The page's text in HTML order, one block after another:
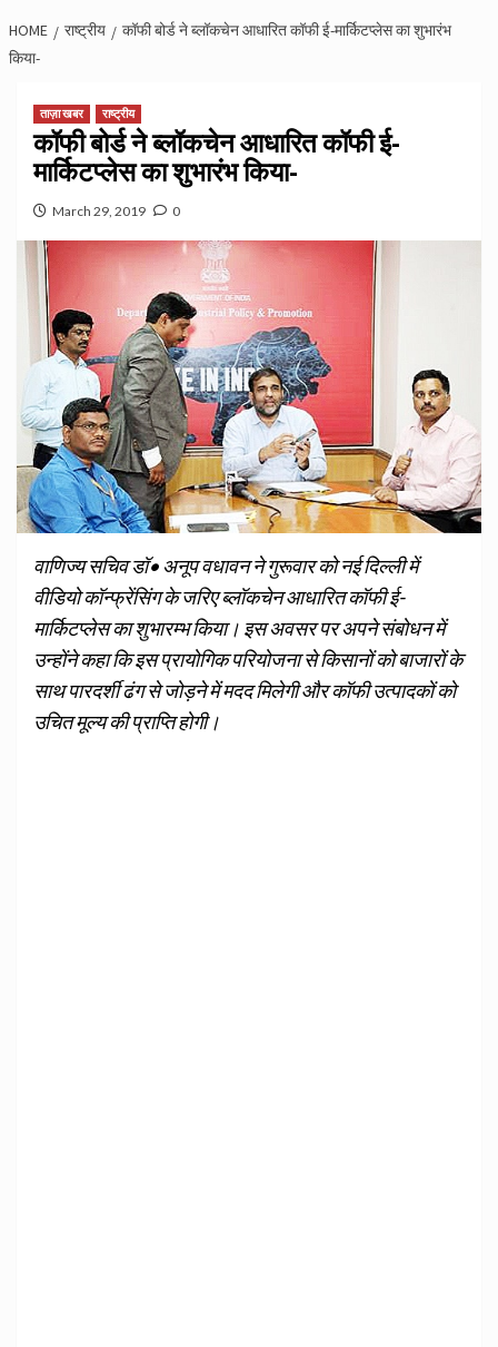
HOME राष्ट्रीय
कॉफी बोर्ड ने ब्लॉकचेन आधारित कॉफी ई-मार्किटप्लेस का शुभारंभ
किया-
ताज़ा खबर राष्ट्रीय
कॉफी बोर्ड ने ब्लॉकचेन आधारित कॉफी ई-
मार्किटप्लेस का शुभारंभ किया-
March 29, 2019 0
वाणिज्य सचिव डॉ• अनूप वधावन ने गुरूवार को नई दिल्ली में
वीडियो कॉन्फ्रेंसिंग के जरिए ब्लॉकचेन आधारित कॉफी ई-
मार्किटप्लेस का शुभारम्भ किया। इस अवसर पर अपने संबोधन में
उन्होंने कहा कि इस प्रायोगिक परियोजना से किसानों को बाजारों के
साथ पारदर्शी ढंग से जोड़ने में मदद मिलेगी और कॉफी उत्पादकों को
उचित मूल्य की प्राप्ति होगी।